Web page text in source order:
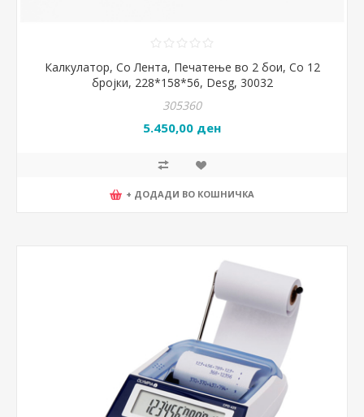
Калкулатор, Со Лента, Печатење во 2 бои, Со 12
бројки, 228*158*56, Desg, 30032
305360
5.450,00 ден
+ ДОДАДИ ВО КОШНИЧКА